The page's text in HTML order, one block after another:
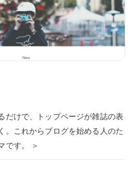
だけで、トップページが雑誌の表
。これからブログを始める人のた
です。 ＞